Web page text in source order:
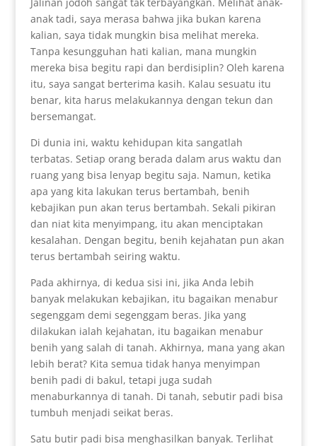
anak tadi, saya merasa bahwa jika bukan karena
kalian, saya tidak mungkin bisa melihat mereka.
Tanpa kesungguhan hati kalian, mana mungkin
mereka bisa begitu rapi dan berdisiplin? Oleh karena
itu, saya sangat berterima kasih. Kalau sesuatu itu
benar, kita harus melakukannya dengan tekun dan
bersemangat.
Di dunia ini, waktu kehidupan kita sangatlah
terbatas. Setiap orang berada dalam arus waktu dan
ruang yang bisa lenyap begitu saja. Namun, ketika
apa yang kita lakukan terus bertambah, benih
kebajikan pun akan terus bertambah. Sekali pikiran
dan niat kita menyimpang, itu akan menciptakan
kesalahan. Dengan begitu, benih kejahatan pun akan
terus bertambah seiring waktu.
Pada akhirnya, di kedua sisi ini, jika Anda lebih
banyak melakukan kebajikan, itu bagaikan menabur
segenggam demi segenggam beras. Jika yang
dilakukan ialah kejahatan, itu bagaikan menabur
benih yang salah di tanah. Akhirnya, mana yang akan
lebih berat? Kita semua tidak hanya menyimpan
benih padi di bakul, tetapi juga sudah
menaburkannya di tanah. Di tanah, sebutir padi bisa
tumbuh menjadi seikat beras.
Satu butir padi bisa menghasilkan banyak. Terlihat